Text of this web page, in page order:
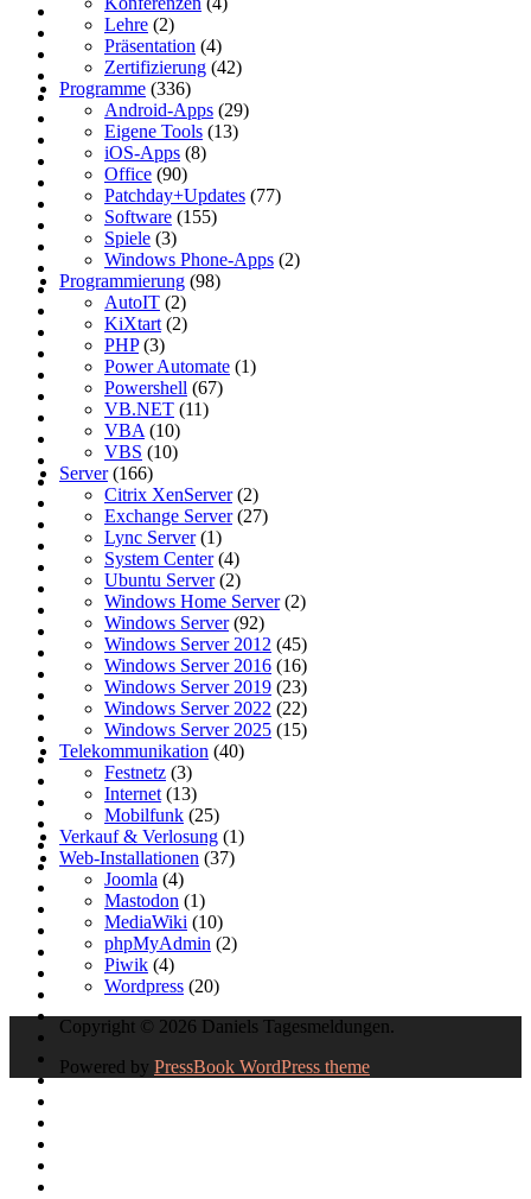
Lehre (2)
Präsentation (4)
Zertifizierung (42)
Programme (336)
Android-Apps (29)
Eigene Tools (13)
iOS-Apps (8)
Office (90)
Patchday+Updates (77)
Software (155)
Spiele (3)
Windows Phone-Apps (2)
Programmierung (98)
AutoIT (2)
KiXtart (2)
PHP(3)
Power Automate (1)
Powershell (67)
VB.NET (11)
VBA (10)
VBS (10)
Server(166)
Citrix XenServer(2)
Exchange Server(27)
Lync Server(1)
System Center(4)
Ubuntu Server(2)
Windows Home Server(2)
Windows Server(92)
Windows Server 2012 (45)
Windows Server 2016 (16)
Windows Server 2019 (23)
Windows Server 2022 (22)
Windows Server 2025 (15)
Telekommunikation (40)
Festnetz (3)
Internet (13)
Mobilfunk (25)
Verkauf & Verlosung (1)
Web-Installationen (37)
Joomla (4)
Mastodon (1)
MediaWiki (10)
phpMyAdmin (2)
Piwik (4)
Wordpress (20)
Copyright © 2026 Daniels Tagesmeldungen.
Powered by PressBook WordPress theme